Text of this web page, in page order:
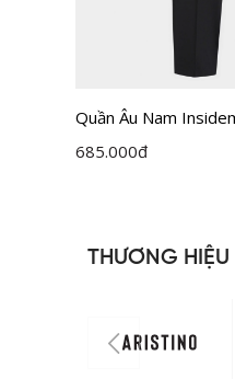
Quần Âu Nam
ITR0370Z
685.000đ
THƯƠNG HIỆU